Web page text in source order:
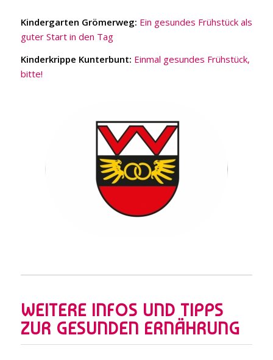
Kindergarten Grömerweg: Ein gesundes Frühstück als
guter Start in den Tag
Kinderkrippe Kunterbunt: Einmal gesundes Frühstück,
bitte!
Stadt Wörgl
Bildungseinrichtungen
WEITERE INFOS UND TIPPS
ZUR GESUNDEN ERNÄHRUNG